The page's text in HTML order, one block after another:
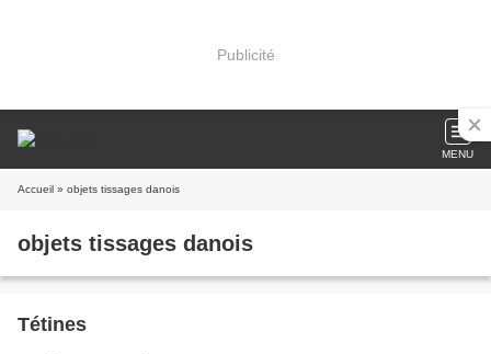
Publicité
MENU
Accueil » objets tissages danois
objets tissages danois
Tétines